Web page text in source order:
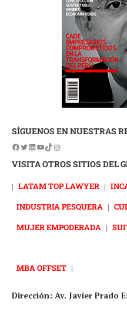
SÍGUENOS EN NUESTRAS
VISITA OTROS SITIOS DEL
| LATAM TOP LAWYER |
INDUSTRIA PESQUERA |
MUJER EMPODERADA |
MBA OFFSET |
Dirección: Av. Javier Prado